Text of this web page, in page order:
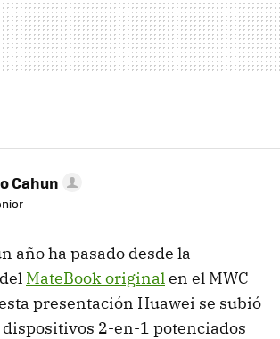
Cahun
año ha pasado desde la
MateBook originalen el MWC
presentación Huawei se subió
dispositivos 2-en-1 potenciados